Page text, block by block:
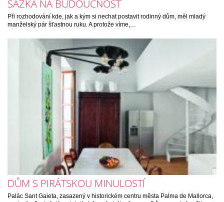
SÁZKA NA BUDOUCNOST
Při rozhodování kde, jak a kým si nechat postavit rodinný dům, měl mladý
manželský pár šťastnou ruku. A protože víme,…
DŮM S PIRÁTSKOU MINULOSTÍ
Palác Sant Gaieta, zasazený v historickém centru města Palma de Mallorca,